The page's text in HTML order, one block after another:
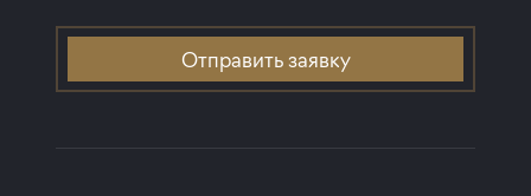
Отправить заявку